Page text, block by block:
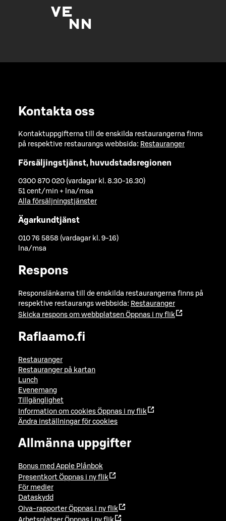
Kontakta oss
Kontaktuppgifterna till de enskilda restaurangerna finns
på respektive restaurangs webbsida: Restauranger
Försäljingstjänst, huvudstadsregionen
0300 870 020 (vardagar kl. 8.30-16.30)
51 cent/min + lna/msa
Alla försäljningstjänster
Ägarkundtjänst
010 76 5858 (vardagar kl. 9-16)
lna/msa
Respons
Responslänkarna till de enskilda restaurangerna finns på
respektive restaurangs webbsida: Restauranger
Skicka respons om webbplatsen Öppnas i ny flik
Raflaamo.fi
Restauranger
Restauranger på kartan
Lunch
Evenemang
Tillgänglighet
Information om cookies Öppnas i ny flik
Ändra inställningar för cookies
Allmänna uppgifter
Bonus med Apple Plånbok
Presentkort Öppnas i ny flik
För medier
Dataskydd
Oiva-rapporter Öppnas i ny flik